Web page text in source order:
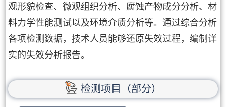
观形貌检查、微观组织分析、腐蚀产物成分分析、材
料力学性能测试以及环境介质分析等。通过综合分析
各项检测数据，技术人员能够还原失效过程，编制详
实的失效分析报告。
检测项目（部分）